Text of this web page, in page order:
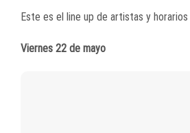
Este es el line up de artistas y horarios
Viernes 22 de mayo